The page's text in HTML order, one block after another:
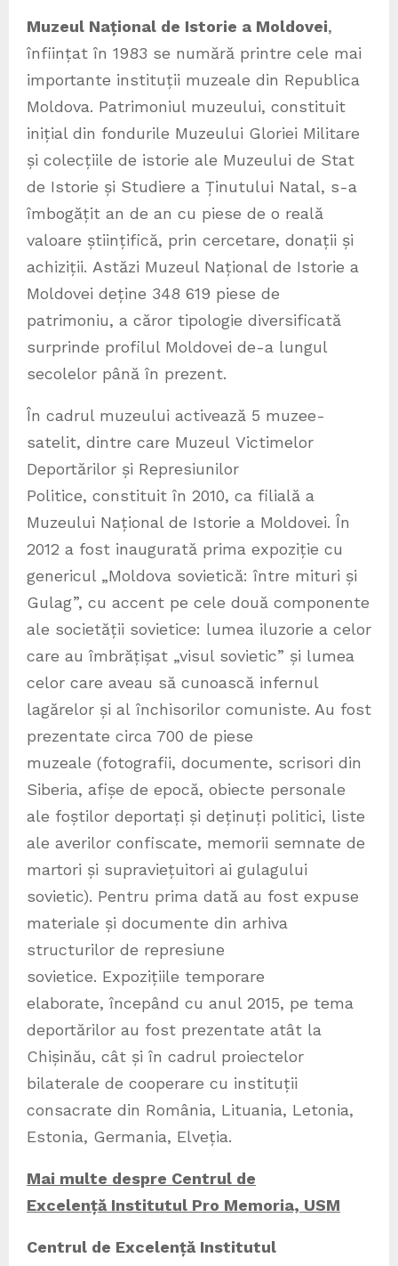
Muzeul Național de Istorie a Moldovei,
înființat în 1983 se numără printre cele mai
importante instituții muzeale din Republica
Moldova. Patrimoniul muzeului, constituit
inițial din fondurile Muzeului Gloriei Militare
și colecțiile de istorie ale Muzeului de Stat
de Istorie și Studiere a Ținutului Natal, s-a
îmbogățit an de an cu piese de o reală
valoare științifică, prin cercetare, donații și
achiziții. Astăzi Muzeul Național de Istorie a
Moldovei deține 348 619 piese de
patrimoniu, a căror tipologie diversificată
surprinde profilul Moldovei de-a lungul
secolelor până în prezent.
În cadrul muzeului activează 5 muzee-
satelit, dintre care Muzeul Victimelor
Deportărilor și Represiunilor
Politice, constituit în 2010, ca filială a
Muzeului Național de Istorie a Moldovei. În
2012 a fost inaugurată prima expoziție cu
genericul „Moldova sovietică: între mituri și
Gulag”, cu accent pe cele două componente
ale societății sovietice: lumea iluzorie a celor
care au îmbrățișat „visul sovietic” și lumea
celor care aveau să cunoască infernul
lagărelor și al închisorilor comuniste. Au fost
prezentate circa 700 de piese
muzeale (fotografii, documente, scrisori din
Siberia, afișe de epocă, obiecte personale
ale foștilor deportați și deținuți politici, liste
ale averilor confiscate, memorii semnate de
martori și supraviețuitori ai gulagului
sovietic). Pentru prima dată au fost expuse
materiale și documente din arhiva
structurilor de represiune
sovietice. Expozițiile temporare
elaborate, începând cu anul 2015, pe tema
deportărilor au fost prezentate atât la
Chișinău, cât și în cadrul proiectelor
bilaterale de cooperare cu instituții
consacrate din România, Lituania, Letonia,
Estonia, Germania, Elveția.
Mai multe despre Centrul de
Excelență Institutul Pro Memoria, USM
Centrul de Excelență Institutul